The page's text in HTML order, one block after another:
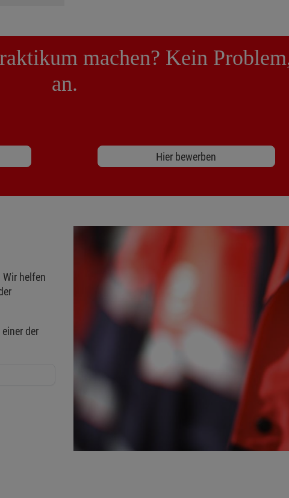
machen? Kein
an.
Hier bewerben
helfen
der